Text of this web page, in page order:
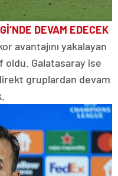
DEVAM EDECEK
avantajını yakalayan
Galatasaray ise
gruplardan devam